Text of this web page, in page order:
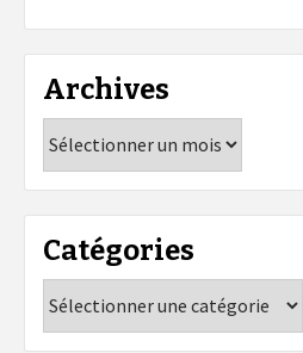
Archives
Catégories